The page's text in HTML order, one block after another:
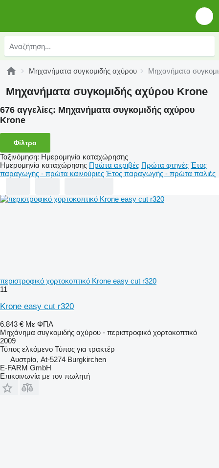
Μηχανήματα συγκομιδής αχύρου Μηχανήματα
Μηχανήματα συγκομιδής αχύρου Krone
676 αγγελίες: Μηχανήματα συγκομιδής αχύρου
Krone
Φίλτρο
Ταξινόμηση: Ημερομηνία καταχώρησης
Ημερομηνία καταχώρησης Πρώτα ακριβές Πρώτα φτηνές Έτος
παραγωγής - πρώτα καινούριες Έτος παραγωγής - πρώτα παλιές
περιστροφικό χορτοκοπτικό Krone easy cut r320
11
Krone easy cut r320
6.843 € Με ΦΠΑ
Μηχάνημα συγκομιδής αχύρου - περιστροφικό χορτοκοπτικό
2009
Τύπος ελκόμενο Τύπος για τρακτέρ
Αυστρία, At-5274 Burgkirchen
E-FARM GmbH
Επικοινωνία με τον πωλητή